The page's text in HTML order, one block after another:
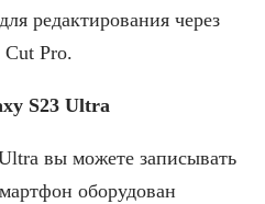
редактирования через
Pro.
S23 Ultra
вы можете записывать
оборудован